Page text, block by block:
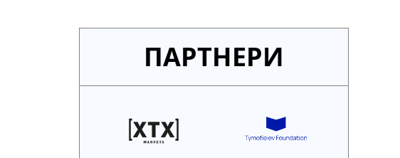
ПАРТНЕРИ